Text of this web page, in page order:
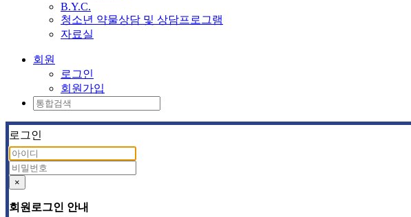
B.Y.C.
청소년 약물상담 및 상담프로그램
자료실
회원
로그인
회원가입
로그인
×
회원로그인 안내